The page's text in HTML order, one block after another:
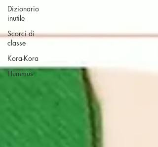
Dizionario
inutile
Scorci di
classe
Kora-Kora
Hummus